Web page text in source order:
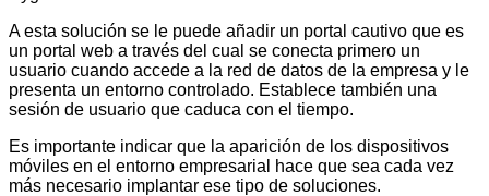
A esta solución se le puede añadir un portal cautivo que es
un portal web a través del cual se conecta primero un
usuario cuando accede a la red de datos de la empresa y le
presenta un entorno controlado. Establece también una
sesión de usuario que caduca con el tiempo.
Es importante indicar que la aparición de los dispositivos
móviles en el entorno empresarial hace que sea cada vez
más necesario implantar ese tipo de soluciones.